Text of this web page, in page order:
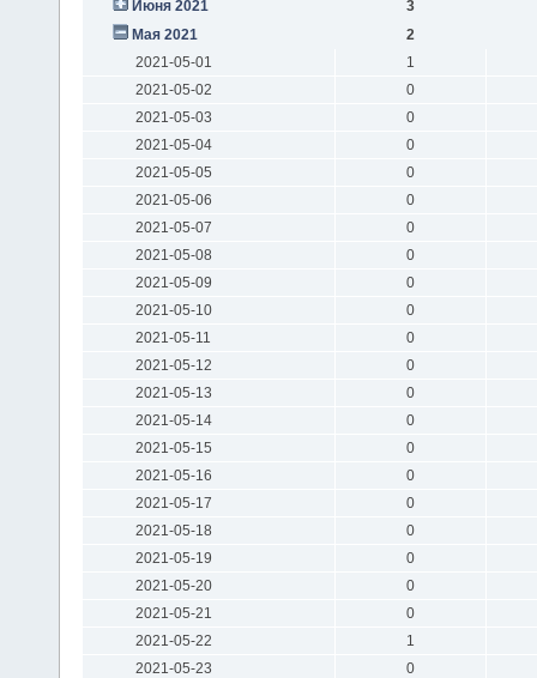
Июня 2021
3
Мая 2021
2
2021-05-01
1
2021-05-02
0
2021-05-03
0
2021-05-04
0
2021-05-05
0
2021-05-06
0
2021-05-07
0
2021-05-08
0
2021-05-09
0
2021-05-10
0
2021-05-11
0
2021-05-12
0
2021-05-13
0
2021-05-14
0
2021-05-15
0
2021-05-16
0
2021-05-17
0
2021-05-18
0
2021-05-19
0
2021-05-20
0
2021-05-21
0
2021-05-22
1
2021-05-23
0